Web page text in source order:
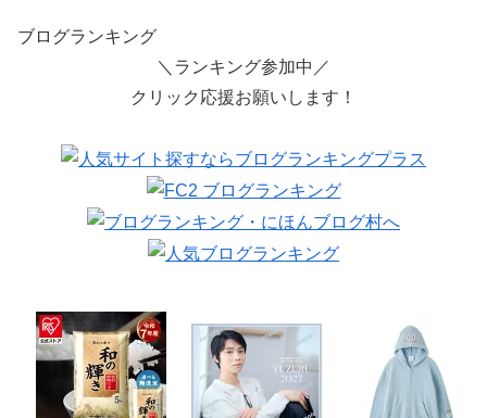
ブログランキング
＼ランキング参加中／
クリック応援お願いします！